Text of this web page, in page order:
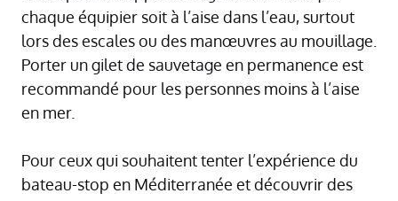
chaque équipier soit à l’aise dans l’eau, surtout
lors des escales ou des manœuvres au mouillage.
Porter un gilet de sauvetage en permanence est
recommandé pour les personnes moins à l’aise
en mer.
Pour ceux qui souhaitent tenter l’expérience du
bateau-stop en Méditerranée et découvrir des